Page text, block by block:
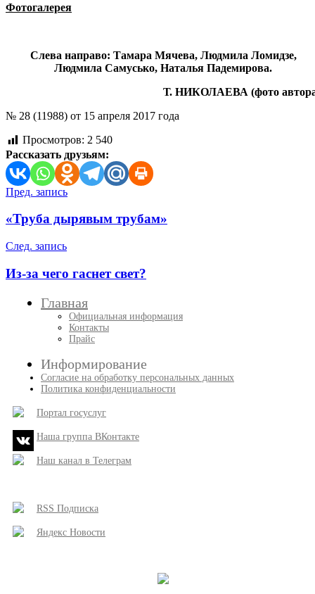
Фотогалерея
Слева направо: Тамара Мячева, Людмила Ломидзе,
Людмила Самусько, Наталья Падемирова.
Т. НИКОЛАЕВА (фото
№ 28 (11988) от 15 апреля 2017 года
Просмотров: 2 540
Рассказать друзьям:
Навигация
по
записям
Пред. запись
«Труба дырявым трубам»
След. запись
Из-за чего гаснет свет?
Главная
Официальная информация
Контакты
Прайс
Информирование
Согласие на обработку персональных данных
Политика конфиденциальности
Портал госуслуг
Наша группа ВКонтакте
Наш канал в Телеграм
RSS Подписка
Яндекс Новости